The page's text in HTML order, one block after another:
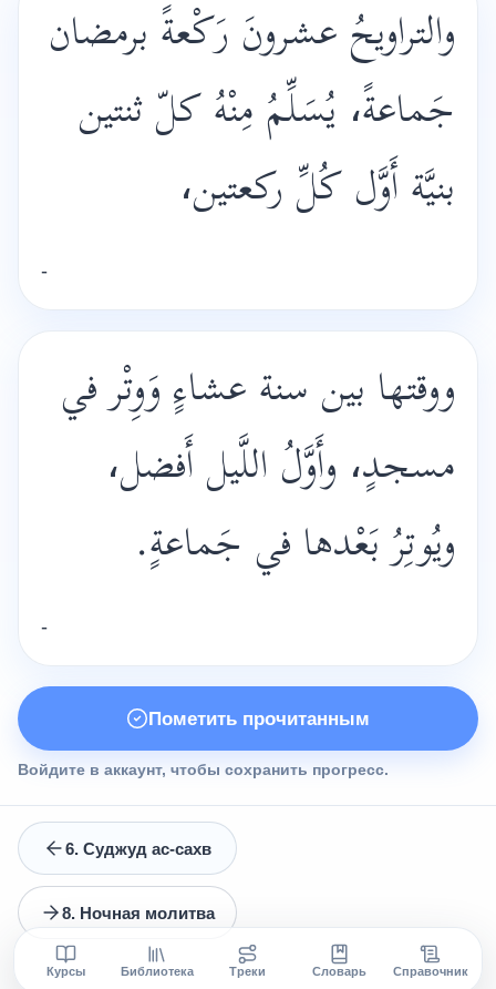
Курсы Библиотека Треки Словарь Справочник
والتراويحُ عشرونَ رَكْعةً برمضان
جَماعةً، يُسَلِّمُ مِنْهُ كلّ ثنتين
بنيَّة أَوَّل كُلِّ ركعتين،
-
ووقتها بين سنة عشاءٍ وَوِتْر في
مسجدٍ، وأَوَّلُ اللَّيل أَفضل،
ويُوتِرُ بَعْدها في جَماعةٍ.
-
Пометить прочитанным
Войдите в аккаунт, чтобы сохранить прогресс.
6. Суджуд ас-сахв
8. Ночная молитва